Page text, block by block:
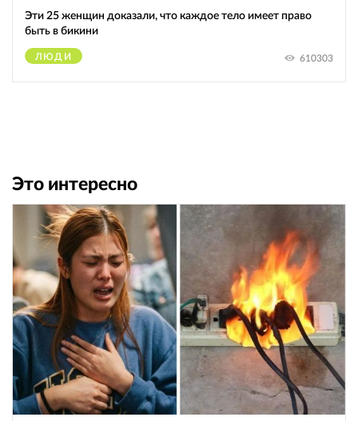
Эти 25 женщин доказали, что каждое тело имеет право
быть в бикини
ЛЮДИ 610303
Это интересно